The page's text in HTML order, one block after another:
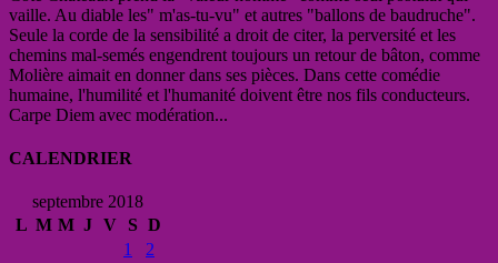
vaille. Au diable les" m'as-tu-vu" et autres "ballons de baudruche".
Seule la corde de la sensibilité a droit de citer, la perversité et les
chemins mal-semés engendrent toujours un retour de bâton, comme
Molière aimait en donner dans ses pièces. Dans cette comédie
humaine, l'humilité et l'humanité doivent être nos fils conducteurs.
Carpe Diem avec modération...
CALENDRIER
septembre 2018
L M M J V S D
1
2